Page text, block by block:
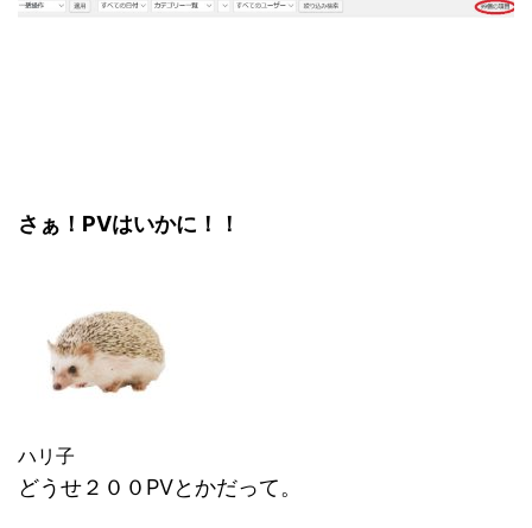
さぁ！PVはいかに！！
ハリ子
どうせ２００PVとかだって。